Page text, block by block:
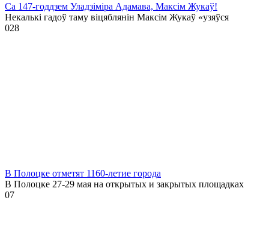
Са 147-годдзем Уладзіміра Адамава, Максім Жукаў!
Некалькі гадоў таму віцяблянін Максім Жукаў «узяўся
028
В Полоцке отметят 1160-летие города
В Полоцке 27-29 мая на открытых и закрытых площадках
07